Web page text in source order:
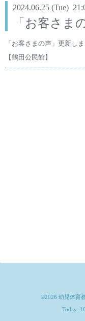
2024.06.25 (Tue)
「お客さま
「お客さまの声」更新しま
【鶴田公民館】
©2026 幼児体育
Today: